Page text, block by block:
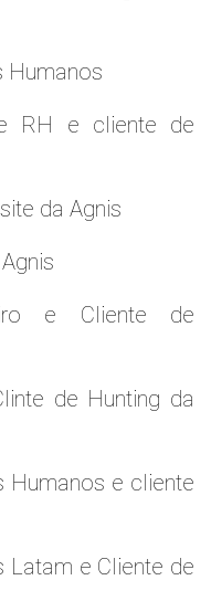
Humanos
RH e cliente de
da Agnis
e Cliente de
de Hunting da
Humanos e cliente
Latam e Cliente de